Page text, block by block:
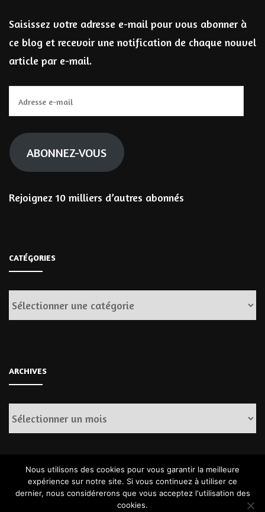
Saisissez votre adresse e-mail pour vous abonner à
ce blog et recevoir une notification de chaque nouvel
article par e-mail.
e-
mail
ABONNEZ-VOUS
Rejoignez 10 milliers d’autres abonnés
CATÉGORIES
Catégories
ARCHIVES
Archives
Nous utilisons des cookies pour vous garantir la meilleure
expérience sur notre site. Si vous continuez à utiliser ce
dernier, nous considérerons que vous acceptez l'utilisation des
cookies.